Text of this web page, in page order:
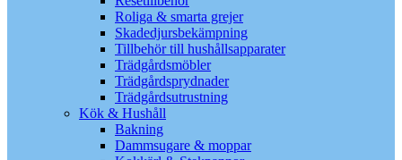
Roliga & smarta grejer
Skadedjursbekämpning
Tillbehör till hushållsapparater
Trädgårdsmöbler
Trädgårdsprydnader
Trädgårdsutrustning
Kök & Hushåll
Bakning
Dammsugare & moppar